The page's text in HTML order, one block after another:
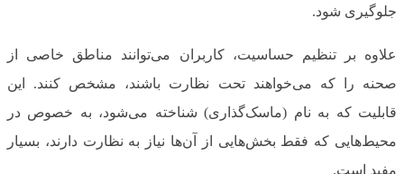
جلوگیری شود.
علاوه بر تنظیم حساسیت، کاربران می‌توانند مناطق خاصی از
صحنه را که می‌خواهند تحت نظارت باشند، مشخص کنند. این
قابلیت که به نام (ماسک‌گذاری) شناخته می‌شود، به خصوص در
محیط‌هایی که فقط بخش‌هایی از آن‌ها نیاز به نظارت دارند، بسیار
مفید است.